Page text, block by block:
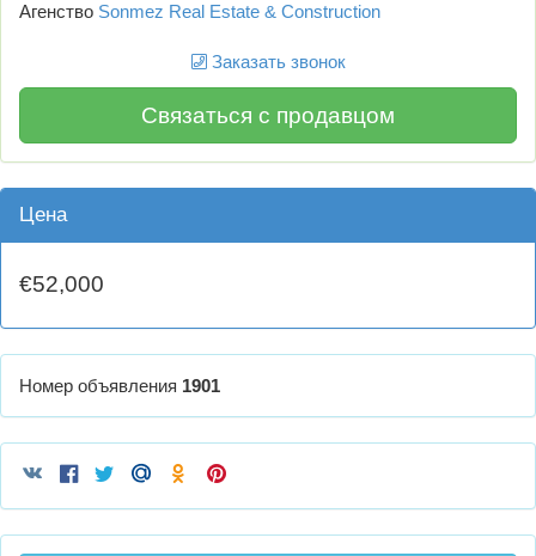
Агенство Sonmez Real Estate & Construction
Заказать звонок
Связаться с продавцом
Цена
€52,000
Номер объявления 1901